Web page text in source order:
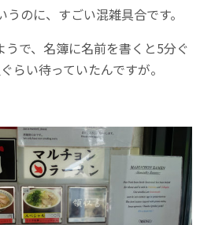
のに、すごい混雑具合です。
で、名簿に名前を書くと5分ぐ
らい待っていたんですが。